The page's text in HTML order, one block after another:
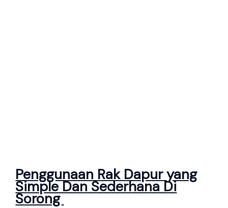
Penggunaan Rak Dapur yang
Simple Dan Sederhana Di
Sorong